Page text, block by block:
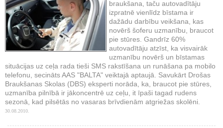
braukšana, taču autovadītāju
izpratnē vienlīdz bīstama ir
dažādu darbību veikšana, kas
novērš šoferu uzmanību, braucot
pie stūres. Gandrīz 60%
autovadītāju atzīst, ka visvairāk
uzmanību novērš un bīstamas
situācijas uz ceļa rada tieši SMS rakstīšana un runāšana pa mobilo
telefonu, secināts AAS "BALTA" veiktajā aptaujā. Savukārt Drošas
Braukšanas Skolas (DBS) eksperti norāda, ka, braucot pie stūres,
uzmanība pilnībā ir jākoncentrē uz ceļu, it īpaši tagad rudens
sezonā, kad pilsētās no vasaras brīvdienām atgriežas skolēni.
30.08.2010.